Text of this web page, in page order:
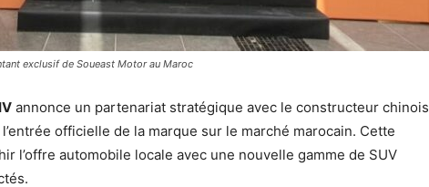
exclusif de Soueast Motor au Maroc
annonce un partenariat stratégique avec le constructeur chinois
officielle de la marque sur le marché marocain. Cette
l’offre automobile locale avec une nouvelle gamme de SUV